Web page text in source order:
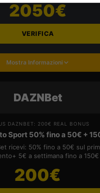
2050€
VERIFICA
Mostra Informazioni
DAZNBet
DAZNBET: 200€ REAL BONUS
Sport 50% fino a 50€ +
ricevi: 50% fino a 50€ sul
5€ a settimana fino a 150€
200€